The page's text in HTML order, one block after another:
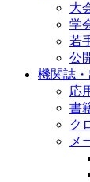
大
学
若
公
機関誌
応
書
ク
メ